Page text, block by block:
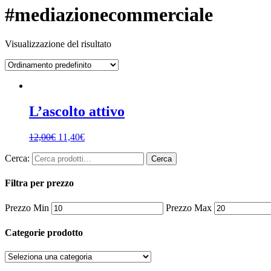
#mediazionecommerciale
Visualizzazione del risultato
L’ascolto attivo
12,00€ 11,40€
Cerca: Cerca
Filtra per prezzo
Prezzo Min Prezzo Max
Categorie prodotto